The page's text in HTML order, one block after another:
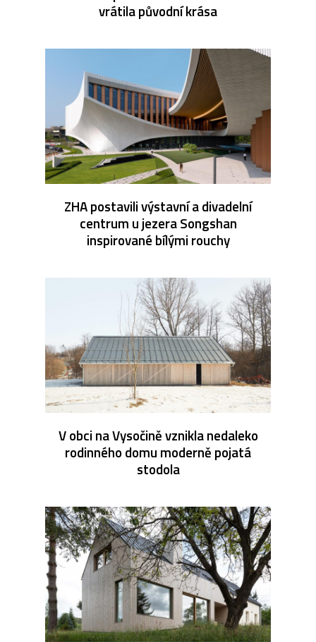
vrátila původní krása
ZHA postavili výstavní a divadelní
centrum u jezera Songshan
inspirované bílými rouchy
V obci na Vysočině vznikla nedaleko
rodinného domu moderně pojatá
stodola